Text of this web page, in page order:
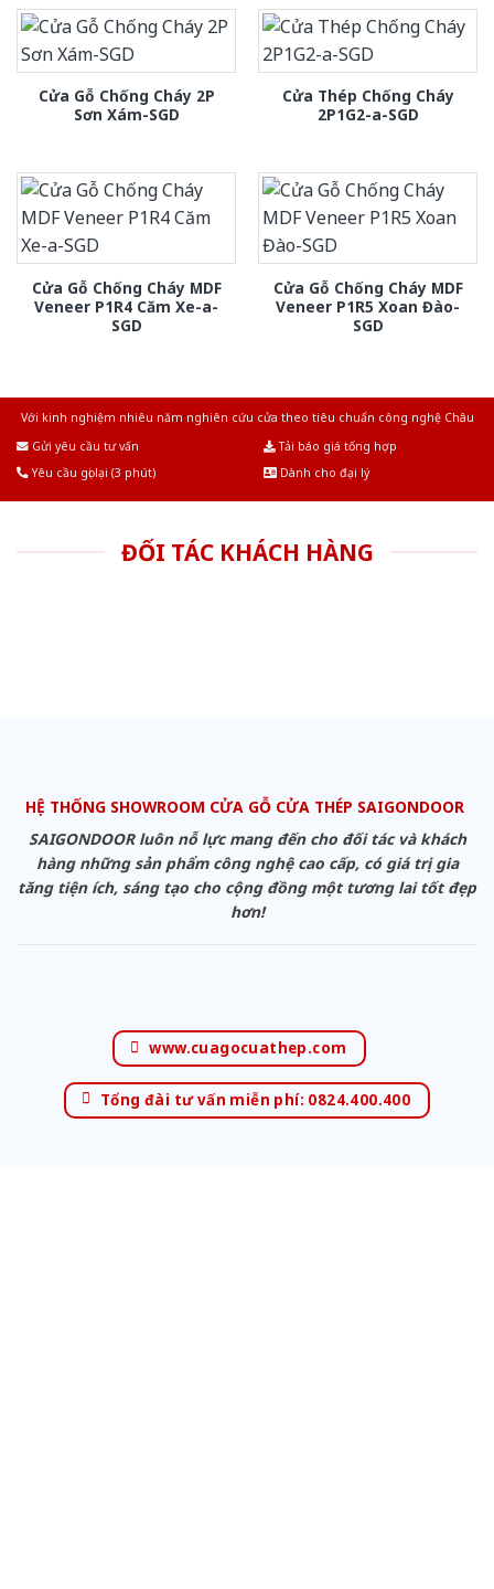
Cửa Gỗ Chống Cháy 2P
Sơn Xám-SGD
Cửa Thép Chống Cháy
2P1G2-a-SGD
Cửa Gỗ Chống Cháy MDF
Veneer P1R4 Căm Xe-a-
SGD
Cửa Gỗ Chống Cháy MDF
Veneer P1R5 Xoan Đào-
SGD
Với kinh nghiệm nhiêu năm nghiên cứu cửa theo tiêu chuẩn công nghệ Châu
Gửi yêu cầu tư vấn
Tải báo giá tổng hợp
Yêu cầu gọi lại (3 phút)
Dành cho đại lý
ĐỐI TÁC KHÁCH HÀNG
HỆ THỐNG SHOWROOM CỬA GỖ CỬA THÉP SAIGONDOOR
SAIGONDOOR luôn nỗ lực mang đến cho đối tác và khách
hàng những sản phẩm công nghệ cao cấp, có giá trị gia
tăng tiện ích, sáng tạo cho cộng đồng một tương lai tốt đẹp
hơn!
www.cuagocuathep.com
Tổng đài tư vấn miễn phí: 0824.400.400